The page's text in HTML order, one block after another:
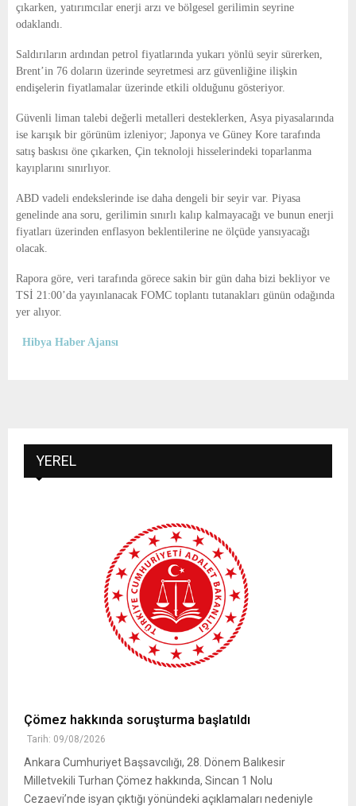
N
U
çıkarken, yatırımcılar enerji arzı ve bölgesel gerilimin seyrine
odaklandı.
Saldırıların ardından petrol fiyatlarında yukarı yönlü seyir sürerken,
Brent’in 76 doların üzerinde seyretmesi arz güvenliğine ilişkin
endişelerin fiyatlamalar üzerinde etkili olduğunu gösteriyor.
Güvenli liman talebi değerli metalleri desteklerken, Asya piyasalarında
ise karışık bir görünüm izleniyor; Japonya ve Güney Kore tarafında
satış baskısı öne çıkarken, Çin teknoloji hisselerindeki toparlanma
kayıplarını sınırlıyor.
ABD vadeli endekslerinde ise daha dengeli bir seyir var. Piyasa
genelinde ana soru, gerilimin sınırlı kalıp kalmayacağı ve bunun enerji
fiyatları üzerinden enflasyon beklentilerine ne ölçüde yansıyacağı
olacak.
Rapora göre, veri tarafında görece sakin bir gün daha bizi bekliyor ve
TSİ 21:00’da yayınlanacak FOMC toplantı tutanakları günün odağında
yer alıyor.
Hibya Haber Ajansı
YEREL
Çömez hakkında soruşturma başlatıldı
Tarih: 09/08/2026
Ankara Cumhuriyet Başsavcılığı, 28. Dönem Balıkesir
Milletvekili Turhan Çömez hakkında, Sincan 1 Nolu
Cezaevi’nde isyan çıktığı yönündeki açıklamaları nedeniyle